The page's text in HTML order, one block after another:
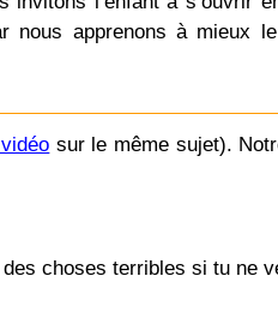
nous apprenons à mieux
sur le même sujet).
choses terribles si tu ne